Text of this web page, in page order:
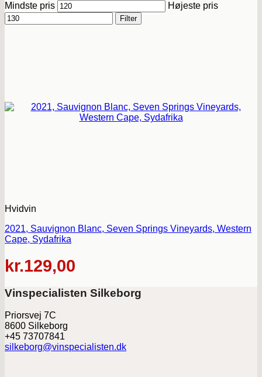
Mindste pris Højeste pris
Filter
Hvidvin
2021, Sauvignon Blanc, Seven Springs Vineyards, Western
Cape, Sydafrika
kr.129,00
Vinspecialisten Silkeborg
Priorsvej 7C
8600 Silkeborg
+45 73707841
silkeborg@vinspecialisten.dk